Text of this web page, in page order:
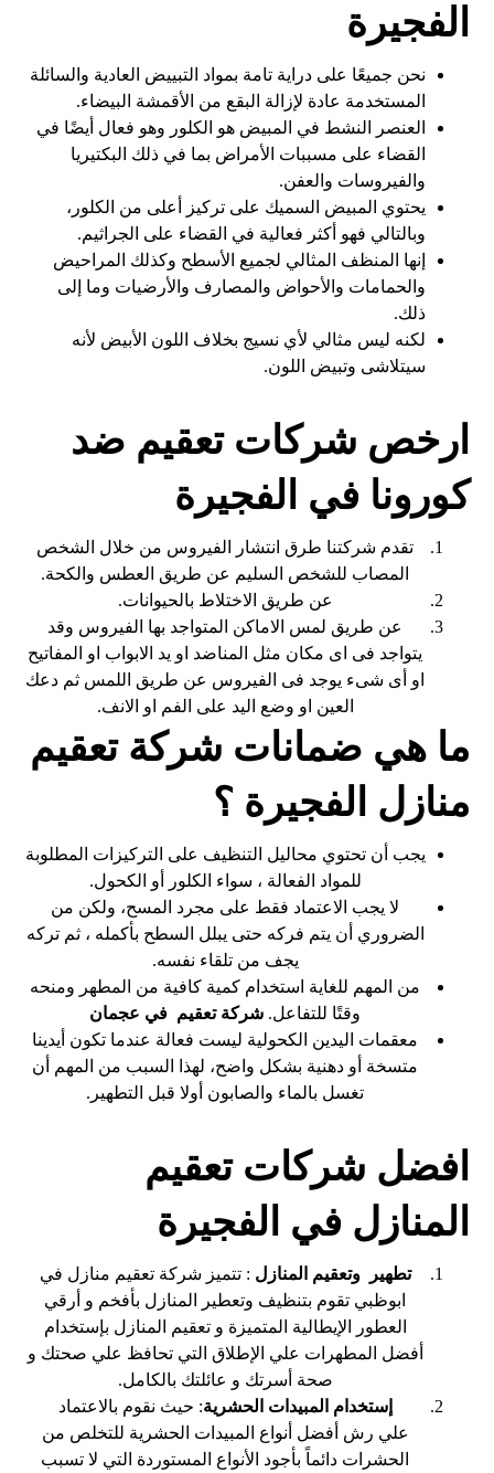
الفجيرة
نحن جميعًا على دراية تامة بمواد التبييض العادية والسائلة
المستخدمة عادة لإزالة البقع من الأقمشة البيضاء.
العنصر النشط في المبيض هو الكلور وهو فعال أيضًا في
القضاء على مسببات الأمراض بما في ذلك البكتيريا
والفيروسات والعفن.
يحتوي المبيض السميك على تركيز أعلى من الكلور،
وبالتالي فهو أكثر فعالية في القضاء على الجراثيم.
إنها المنظف المثالي لجميع الأسطح وكذلك المراحيض
والحمامات والأحواض والمصارف والأرضيات وما إلى
ذلك.
لكنه ليس مثالي لأي نسيج بخلاف اللون الأبيض لأنه
سيتلاشى وتبيض اللون.
ارخص شركات تعقيم ضد
كورونا في الفجيرة
تقدم شركتنا طرق انتشار الفيروس من خلال الشخص
المصاب للشخص السليم عن طريق العطس والكحة.
عن طريق الاختلاط بالحيوانات.
عن طريق لمس الاماكن المتواجد بها الفيروس وقد
يتواجد فى اى مكان مثل المناضد او يد الابواب او المفاتيح
او أى شىء يوجد فى الفيروس عن طريق اللمس ثم دعك
العين او وضع اليد على الفم او الانف.
ما هي ضمانات شركة تعقيم
منازل الفجيرة ؟
يجب أن تحتوي محاليل التنظيف على التركيزات المطلوبة
للمواد الفعالة ، سواء الكلور أو الكحول.
لا يجب الاعتماد فقط على مجرد المسح، ولكن من
الضروري أن يتم فركه حتى يبلل السطح بأكمله ، ثم تركه
يجف من تلقاء نفسه.
من المهم للغاية استخدام كمية كافية من المطهر ومنحه
وقتًا للتفاعل. شركة تعقيم في عجمان
معقمات اليدين الكحولية ليست فعالة عندما تكون أيدينا
متسخة أو دهنية بشكل واضح، لهذا السبب من المهم أن
تغسل بالماء والصابون أولا قبل التطهير.
افضل شركات تعقيم
المنازل في الفجيرة
تطهير وتعقيم المنازل : تتميز شركة تعقيم منازل في
ابوظبي تقوم بتنظيف وتعطير المنازل بأفخم و أرقي
العطور الإيطالية المتميزة و تعقيم المنازل بإستخدام
أفضل المطهرات علي الإطلاق التي تحافظ علي صحتك و
صحة أسرتك و عائلتك بالكامل.
إستخدام المبيدات الحشرية: حيث نقوم بالاعتماد
علي رش أفضل أنواع المبيدات الحشرية للتخلص من
الحشرات دائماً بأجود الأنواع المستوردة التي لا تسبب